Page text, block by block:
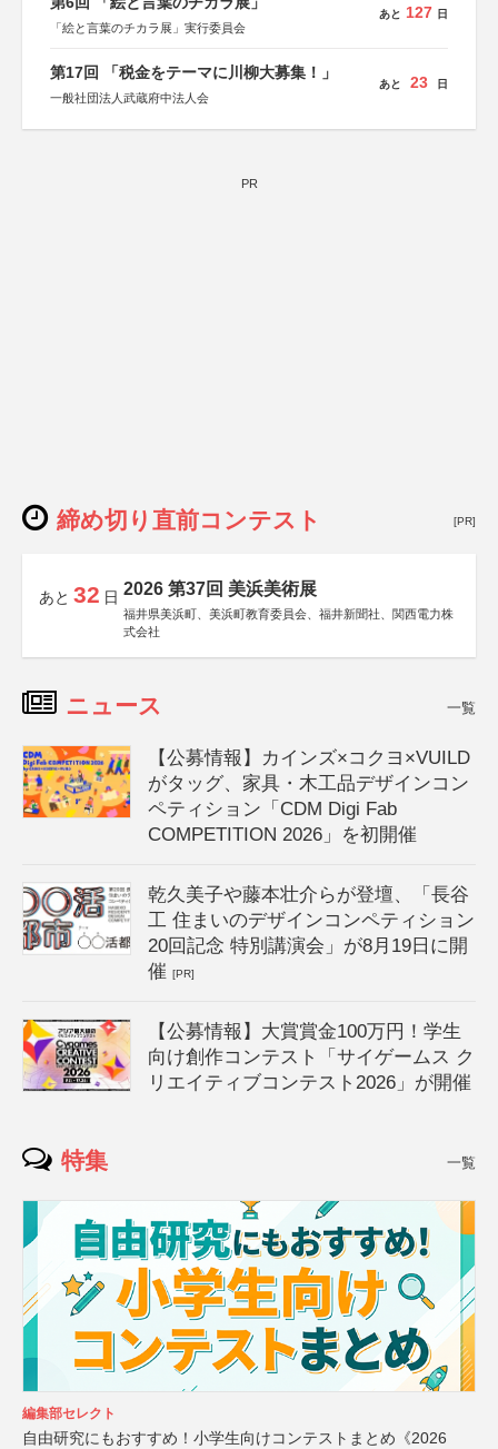
「絵と言葉のチカラ展」実行委員会
あと 127 日
第17回 「税金をテーマに川柳大募集！」
一般社団法人武蔵府中法人会
あと 23 日
PR
締め切り直前コンテスト [PR]
あと 32 日 2026 第37回 美浜美術展
福井県美浜町、美浜町教育委員会、福井新聞社、関西電力株
式会社
ニュース 一覧
【公募情報】カインズ×コクヨ×VUILD
がタッグ、家具・木工品デザインコン
ペティション「CDM Digi Fab
COMPETITION 2026」を初開催
乾久美子や藤本壮介らが登壇、「長谷
工 住まいのデザインコンペティション
20回記念 特別講演会」が8月19日に開
催[PR]
【公募情報】大賞賞金100万円！学生
向け創作コンテスト「サイゲームス ク
リエイティブコンテスト2026」が開催
特集 一覧
編集部セレクト
自由研究にもおすすめ！小学生向けコンテストまとめ《2026